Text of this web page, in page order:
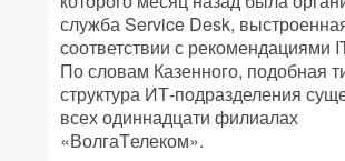
служба Service Desk,
соответствии с рекомендациями
По словам Казенного, подобная
структура ИТ-подразделения
всех одиннадцати филиалах
«ВолгаTелеком».